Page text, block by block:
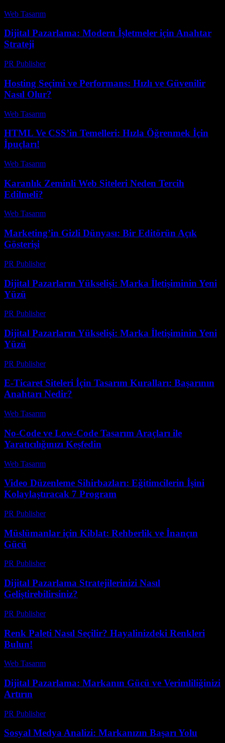
Web Tasarım
Dijital Pazarlama: Modern İşletmeler için Anahtar
Strateji
PR Publisher-
Hosting Seçimi ve Performans: Hızlı ve Güvenilir
Nasıl Olur?
Web Tasarım
HTML Ve CSS’in Temelleri: Hızla Öğrenmek İçin
İpuçları!
Web Tasarım
Karanlık Zeminli Web Siteleri Neden Tercih
Edilmeli?
Web Tasarım
Marketing’in Gizli Dünyası: Bir Editörün Açık
Gösterişi
PR Publisher-
Dijital Pazarların Yükselişi: Marka İletişiminin Yeni
Yüzü
PR Publisher-
Dijital Pazarların Yükselişi: Marka İletişiminin Yeni
Yüzü
PR Publisher-
E-Ticaret Siteleri İçin Tasarım Kuralları: Başarının
Anahtarı Nedir?
Web Tasarım
No-Code ve Low-Code Tasarım Araçları ile
Yaratıcılığınızı Keşfedin
Web Tasarım
Video Düzenleme Sihirbazları: Eğitimcilerin İşini
Kolaylaştıracak 7 Program
PR Publisher-
Müslümanlar için Kiblat: Rehberlik ve İnançın
Gücü
PR Publisher-
Dijital Pazarlama Stratejilerinizi Nasıl
Geliştirebilirsiniz?
PR Publisher-
Renk Paleti Nasıl Seçilir? Hayalinizdeki Renkleri
Bulun!
Web Tasarım
Dijital Pazarlama: Markanın Gücü ve Verimliliğinizi
Artırın
PR Publisher-
Sosyal Medya Analizi: Markanızın Başarı Yolu